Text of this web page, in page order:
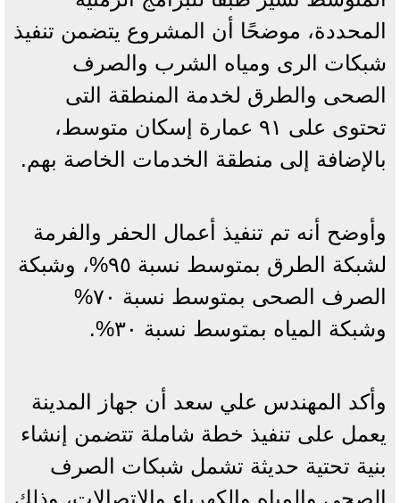
المحددة، موضحًا أن المشروع يتضمن تنفيذ
شبكات الرى ومياه الشرب والصرف
الصحى والطرق لخدمة المنطقة التى
تحتوى على ٩١ عمارة إسكان متوسط،
بالإضافة إلى منطقة الخدمات الخاصة بهم.
وأوضح أنه تم تنفيذ أعمال الحفر والفرمة
لشبكة الطرق بمتوسط نسبة ٩٥%، وشبكة
الصرف الصحى بمتوسط نسبة ٧٠%
وشبكة المياه بمتوسط نسبة ٣٠%.
وأكد المهندس علي سعد أن جهاز المدينة
يعمل على تنفيذ خطة شاملة تتضمن إنشاء
بنية تحتية حديثة تشمل شبكات الصرف
الصحي والمياه والكهرباء والاتصالات، وذلك